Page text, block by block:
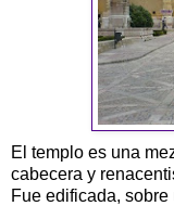
El templo es una
cabecera y
Fue edificada,